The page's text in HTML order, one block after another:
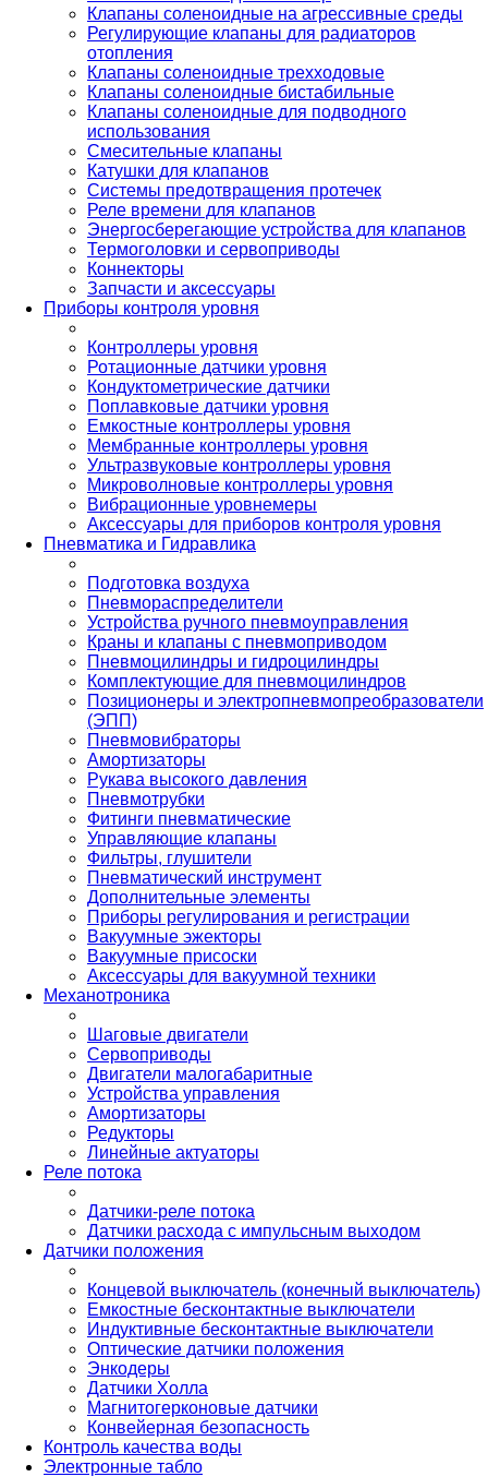
Клапаны соленоидные на агрессивные среды
Регулирующие клапаны для радиаторов
отопления
Клапаны соленоидные трехходовые
Клапаны соленоидные бистабильные
Клапаны соленоидные для подводного
использования
Смесительные клапаны
Катушки для клапанов
Системы предотвращения протечек
Реле времени для клапанов
Энергосберегающие устройства для клапанов
Термоголовки и сервоприводы
Коннекторы
Запчасти и аксессуары
Приборы контроля уровня
Контроллеры уровня
Ротационные датчики уровня
Кондуктометрические датчики
Поплавковые датчики уровня
Емкостные контроллеры уровня
Мембранные контроллеры уровня
Ультразвуковые контроллеры уровня
Микроволновые контроллеры уровня
Вибрационные уровнемеры
Аксессуары для приборов контроля уровня
Пневматика и Гидравлика
Подготовка воздуха
Пневмораспределители
Устройства ручного пневмоуправления
Краны и клапаны с пневмоприводом
Пневмоцилиндры и гидроцилиндры
Комплектующие для пневмоцилиндров
Позиционеры и электропневмопреобразователи
(ЭПП)
Пневмовибраторы
Амортизаторы
Рукава высокого давления
Пневмотрубки
Фитинги пневматические
Управляющие клапаны
Фильтры, глушители
Пневматический инструмент
Дополнительные элементы
Приборы регулирования и регистрации
Вакуумные эжекторы
Вакуумные присоски
Аксессуары для вакуумной техники
Механотроника
Шаговые двигатели
Сервоприводы
Двигатели малогабаритные
Устройства управления
Амортизаторы
Редукторы
Линейные актуаторы
Реле потока
Датчики-реле потока
Датчики расхода с импульсным выходом
Датчики положения
Концевой выключатель (конечный выключатель)
Емкостные бесконтактные выключатели
Индуктивные бесконтактные выключатели
Оптические датчики положения
Энкодеры
Датчики Холла
Магнитогерконовые датчики
Конвейерная безопасность
Контроль качества воды
Электронные табло